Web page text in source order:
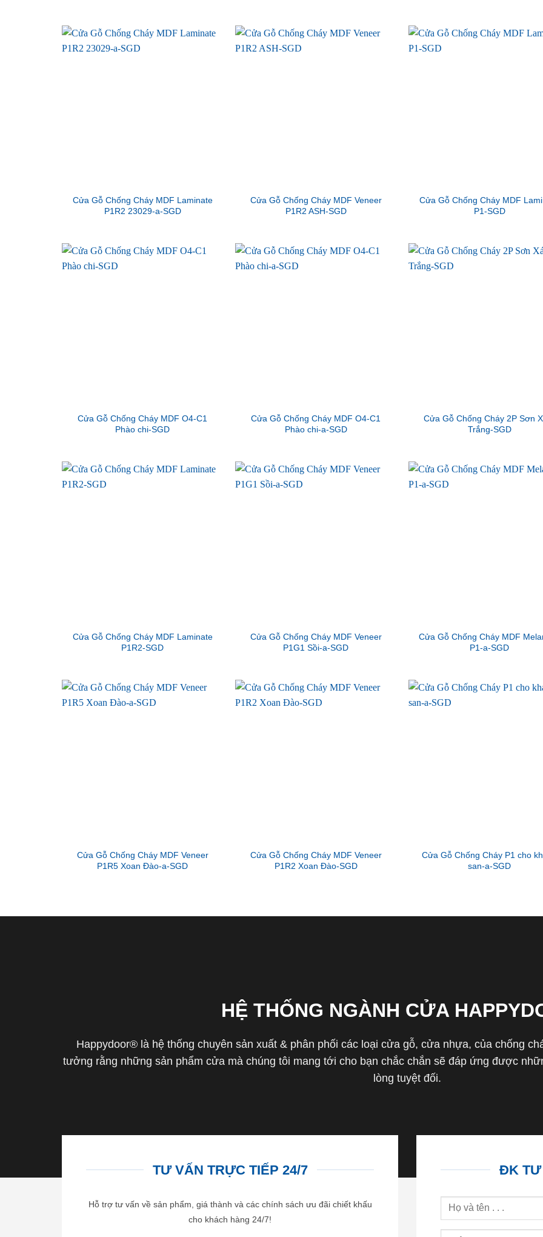
Cửa Gỗ Chống Cháy MDF Laminate
P1R2 23029-a-SGD
Cửa Gỗ Chống Cháy MDF Veneer
P1R2 ASH-SGD
Cửa Gỗ Chống Cháy MDF
P1-SGD
Cửa Gỗ Chống Cháy MDF O4-C1
Phào chi-SGD
Cửa Gỗ Chống Cháy MDF O4-C1
Phào chi-a-SGD
Cửa Gỗ Chống Cháy 2P Sơn
Trắng-SGD
Cửa Gỗ Chống Cháy MDF Laminate
P1R2-SGD
Cửa Gỗ Chống Cháy MDF Veneer
P1G1 Sồi-a-SGD
Cửa Gỗ Chống Cháy MDF
P1-a-SGD
Cửa Gỗ Chống Cháy MDF Veneer
P1R5 Xoan Đào-a-SGD
Cửa Gỗ Chống Cháy MDF Veneer
P1R2 Xoan Đào-SGD
Cửa Gỗ Chống Cháy P1 cho
san-a-SGD
HỆ THỐNG NGÀNH CỬA
Happydoor® là hệ thống chuyên sản xuất & phân phối các loại cửa gỗ, cửa nhựa, của chống
tưởng rằng những sản phẩm cửa mà chúng tôi mang tới cho bạn chắc chắn sẽ đáp ứng được
lòng tuyệt đối.
TƯ VẤN TRỰC TIẾP 24/7
Hỗ trợ tư vấn về sản phẩm, giá thành và các chính sách ưu đãi chiết khấu
cho khách hàng 24/7!
ĐK TƯ